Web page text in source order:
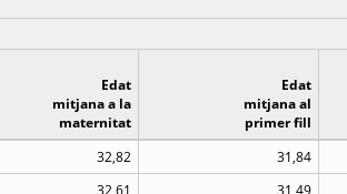
Edat
mitjana a la
maternitat
Edat
mitjana al
primer fill
32,82 31,84
32,61 31,49